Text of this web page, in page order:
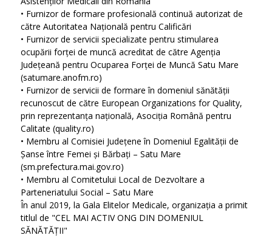
• Furnizor de formare profesională continuă autorizat de
către Autoritatea Națională pentru Calificări
• Furnizor de servicii specializate pentru stimularea
ocupării forței de muncă acreditat de către Agenția
Județeană pentru Ocuparea Forței de Muncă Satu Mare
(satumare.anofm.ro)
• Furnizor de servicii de formare în domeniul sănătății
recunoscut de către European Organizations for Quality,
prin reprezentanța națională, Asociția Română pentru
Calitate (quality.ro)
• Membru al Comisiei Județene în Domeniul Egalității de
Șanse între Femei și Bărbați – Satu Mare
(sm.prefectura.mai.gov.ro)
• Membru al Comitetului Local de Dezvoltare a
Parteneriatului Social – Satu Mare
În anul 2019, la Gala Elitelor Medicale, organizația a primit
titlul de "CEL MAI ACTIV ONG DIN DOMENIUL
SĂNĂTĂȚII"